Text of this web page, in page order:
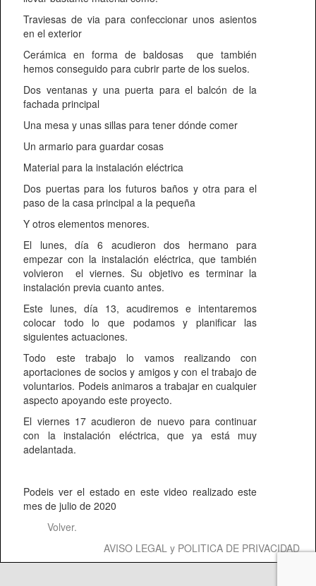
Traviesas de via para confeccionar unos asientos
en el exterior
Cerámica en forma de baldosas que también
hemos conseguido para cubrir parte de los suelos.
Dos ventanas y una puerta para el balcón de la
fachada principal
Una mesa y unas sillas para tener dónde comer
Un armario para guardar cosas
Material para la instalación eléctrica
Dos puertas para los futuros baños y otra para el
paso de la casa principal a la pequeña
Y otros elementos menores.
El lunes, día 6 acudieron dos hermano para
empezar con la instalación eléctrica, que también
volvieron el viernes. Su objetivo es terminar la
instalación previa cuanto antes.
Este lunes, día 13, acudiremos e intentaremos
colocar todo lo que podamos y planificar las
siguientes actuaciones.
Todo este trabajo lo vamos realizando con
aportaciones de socios y amigos y con el trabajo de
voluntarios. Podeis animaros a trabajar en cualquier
aspecto apoyando este proyecto.
El viernes 17 acudieron de nuevo para continuar
con la instalación eléctrica, que ya está muy
adelantada.
Podeis ver el estado en este video realizado este
mes de julio de 2020
Volver.
AVISO LEGAL y POLITICA DE PRIVACIDAD